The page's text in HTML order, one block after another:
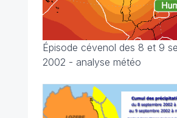
Épisode cévenol des 8 et 9
2002 - analyse météo